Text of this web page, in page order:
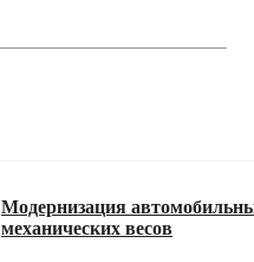
Модернизация
механических весов